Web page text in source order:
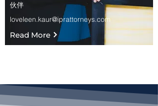
伙伴
loveleen.kaur@iprattorneys.com
Read More